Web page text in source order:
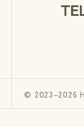
© 2023–2026